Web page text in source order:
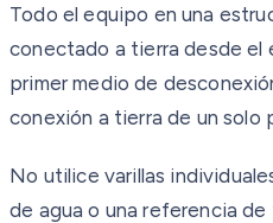
Todo el equipo en una
conectado a tierra desde el
primer medio de
conexión a tierra de un solo
No utilice varillas
de agua o una referencia